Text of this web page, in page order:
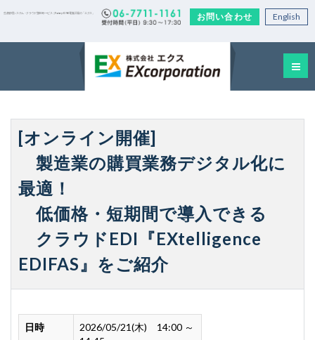
お問い合わせ English
生産管理システム・クラウド型EDIサービス｜Factory-ONE 電脳工場の「エクス」
[オンライン開催]
製造業の購買業務デジタル化に
最適！
低価格・短期間で導入できる
クラウドEDI『EXtelligence
EDIFAS』をご紹介
日時
2026/05/21(木) 14:00 ～